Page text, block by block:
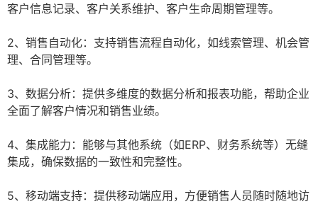
客户信息记录、客户关系维护、客户生命周期管理等。
2、销售自动化：支持销售流程自动化，如线索管理、机会管
理、合同管理等。
3、数据分析：提供多维度的数据分析和报表功能，帮助企业
全面了解客户情况和销售业绩。
4、集成能力：能够与其他系统（如ERP、财务系统等）无缝
集成，确保数据的一致性和完整性。
5、移动端支持：提供移动端应用，方便销售人员随时随地访